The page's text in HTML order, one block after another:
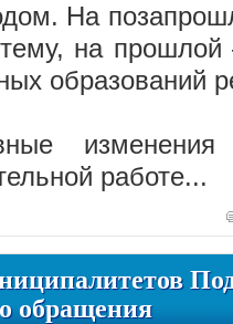
На
на прошлой
образований
изменения
работе...
обращения